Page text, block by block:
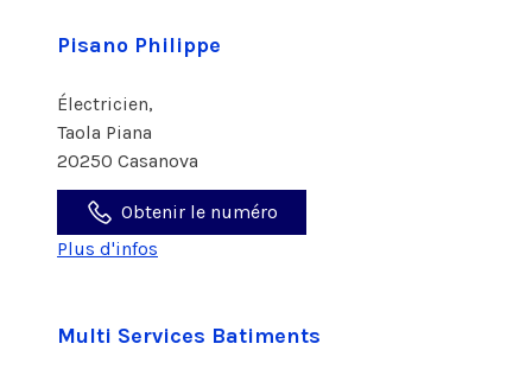
Pisano Philippe
Électricien,
Taola Piana
20250 Casanova
Obtenir le numéro
Plus d'infos
Multi Services Batiments